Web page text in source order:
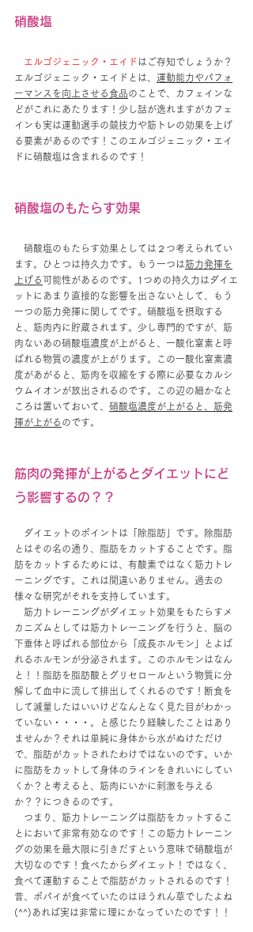
硝酸塩
エルゴジェニック・エイド はご存知でしょうか？
エルゴジェニック・エイドとは、 運動能力やパフォ
ーマンスを向上させる食品のことで、カフェインな
どがこれにあたります！少し話が逸れますがカフェ
インも実は運動選手の競技力や筋トレの効果を上げ
る要素があるのです！このエルゴジェニック・エイ
ドに硝酸塩は含まれるのです！
硝酸塩のもたらす効果
硝酸塩のもたらす効果としては２つ考えられてい
ます。ひとつは持久力です。もう一つは筋力発揮を
上げる 可能性があるのです。1つめの持久力はダイエ
ットにあまり直接的な影響を出さないとして、もう
一つの筋力発揮に関してです。硝酸塩を摂取する
と、筋肉内に貯蔵されます。少し専門的ですが、筋
肉ないあの硝酸塩濃度が上がると、一酸化窒素と呼
ばれる物質の濃度が上がります。この一酸化窒素濃
度があがると、筋肉を収縮をする際に必要なカルシ
ウムイオンが放出されるのです。この辺の細かなと
ころは置いておいて、 硝酸塩濃度が上がると、筋発
揮が上がる のです。
筋肉の発揮が上がるとダイエットにど
う影響するの？？
ダイエットのポイントは「除脂肪」です。除脂肪
とはその名の通り、脂肪をカットすることです。脂
肪をカットするためには、有酸素ではなく筋力トレ
ーニングです。これは間違いありません。過去の
様々な研究がそれを支持しています。
筋力トレーニングがダイエット効果をもたらすメ
カニズムとしては筋力トレーニングを行うと、脳の
下垂体と呼ばれる部位から「成長ホルモン」とよば
れるホルモンが分泌されます。このホルモンはなん
と！！脂肪を脂肪酸とグリセロールという物質に分
解して血中に流して排出してくれるのです！断食を
して減量したはいいけどなんとなく見た目がわかっ
ていない・・・・。と感じたり経験したことはあり
ませんか？それは単純に身体から水がぬけただけ
で、脂肪がカットされたわけではないのです。いか
に脂肪をカットして身体のラインをきれいにしてい
くか？と考えると、筋肉にいかに刺激を与える
か？？につきるのです。
つまり、筋力トレーニングは脂肪をカットするこ
とにおいて非常有効なのです！この筋力トレーニン
グの効果を最大限に引きだすという意味で硝酸塩が
大切なのです！食べたからダイエット！ではなく、
食べて運動することで脂肪がカットされるのです！
昔、ポパイが食べていたのはほうれん草でしたよね
(^^)あれば実は非常に理にかなっていたのです！！